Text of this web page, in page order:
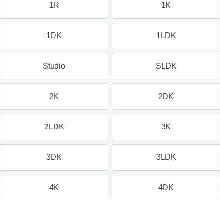
1R 1K
1DK 1LDK
Studio SLDK
2K 2DK
2LDK 3K
3DK 3LDK
4K 4DK